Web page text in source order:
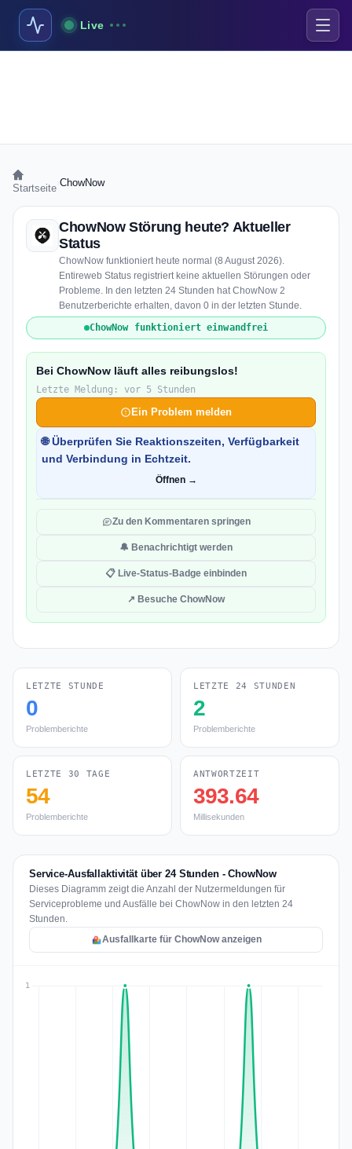
Live
Startseite ChowNow
ChowNow Störung heute? Aktueller
Status
ChowNow funktioniert heute normal (8 August 2026).
Entireweb Status registriert keine aktuellen Störungen oder
Probleme. In den letzten 24 Stunden hat ChowNow 2
Benutzerberichte erhalten, davon 0 in der letzten Stunde.
ChowNow funktioniert einwandfrei
Bei ChowNow läuft alles reibungslos!
Letzte Meldung: vor 5 Stunden
Ein Problem melden
🌐 Überprüfen Sie Reaktionszeiten, Verfügbarkeit
und Verbindung in Echtzeit.
Öffnen →
Zu den Kommentaren springen
🔔 Benachrichtigt werden
📋 Live-Status-Badge einbinden
↗ Besuche ChowNow
LETZTE STUNDE
0
Problemberichte
LETZTE 24 STUNDEN
2
Problemberichte
LETZTE 30 TAGE
54
Problemberichte
ANTWORTZEIT
393.64
Millisekunden
Service-Ausfallaktivität über 24 Stunden - ChowNow
Dieses Diagramm zeigt die Anzahl der Nutzermeldungen für
Serviceprobleme und Ausfälle bei ChowNow in den letzten 24
Stunden.
Ausfallkarte für ChowNow anzeigen